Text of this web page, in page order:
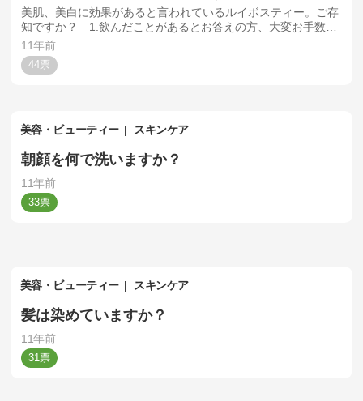
美肌、美白に効果があると言われているルイボスティー。ご存
知ですか？ 1.飲んだことがあるとお答えの方、大変お手数で
すが、「好き」「嫌い」をコメント欄にご記入いただけるとう
れしいです。
11年前
44
美容・ビューティー スキンケア
朝顔を何で洗いますか？
11年前
33
美容・ビューティー スキンケア
髪は染めていますか？
11年前
31